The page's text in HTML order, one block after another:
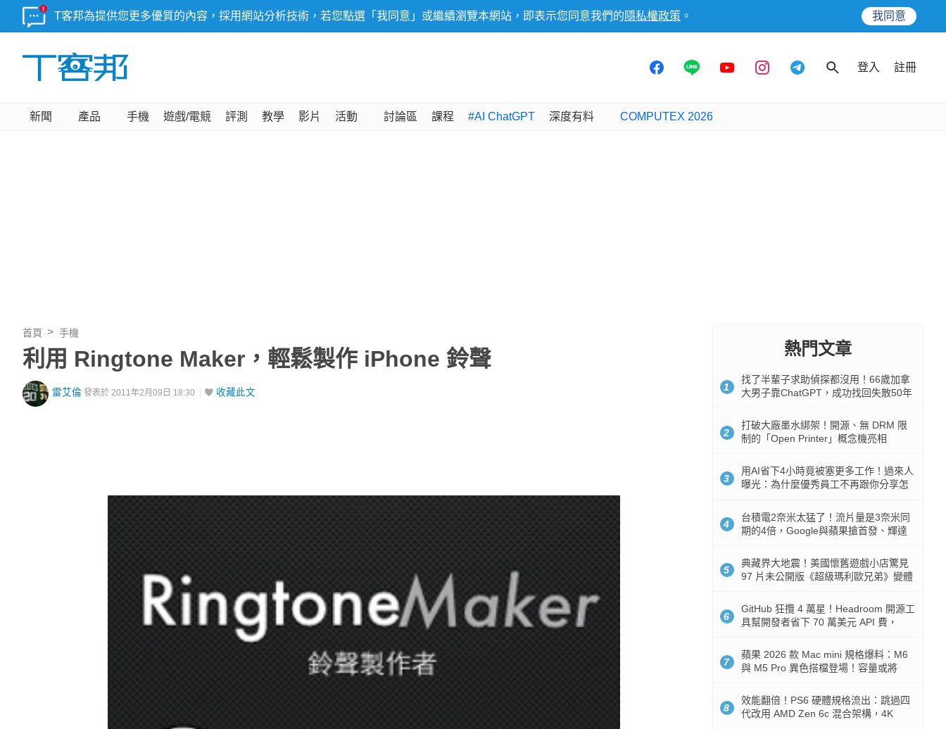
T客邦為提供您更多優質的內容，採用網站分析技術，若您點選「我同意」或繼續瀏覽本網站，即表示您同意我們的 隱私權政策 。 我同意
登入 註冊
新聞 產品 手機 遊戲/電競 評測 教學 影片 活動 討論區 課程 #AI ChatGPT 深度有料 COMPUTEX 2026
首頁 手機
利用 Ringtone Maker，輕鬆製作 iPhone 鈴聲
雷艾倫 發表於 2011年2月09日 18:30 收藏此文
熱門文章
1
找了半輩子求助偵探都沒用！66歲加拿
大男子靠ChatGPT，成功找回失散50年
2
打破大廠墨水綁架！開源、無 DRM 限
制的「Open Printer」概念機亮相
3
用AI省下4小時竟被塞更多工作！過來人
曝光：為什麼優秀員工不再跟你分享怎
4
台積電2奈米太猛了！流片量是3奈米同
期的4倍，Google與蘋果搶首發、輝達
5
典藏界大地震！美國懷舊遊戲小店驚見
97 片未公開版《超級瑪利歐兄弟》變體
6
GitHub 狂攬 4 萬星！Headroom 開源工
具幫開發者省下 70 萬美元 API 費，
7
蘋果 2026 款 Mac mini 規格爆料：M6
與 M5 Pro 異色搭檔登場！容量或將
8
效能翻倍！PS6 硬體規格流出：跳過四
代改用 AMD Zen 6c 混合架構，4K